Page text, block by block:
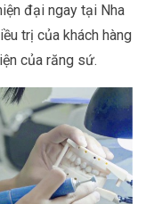
đại ngay tại Nha
trị của khách hàng
của răng sứ.